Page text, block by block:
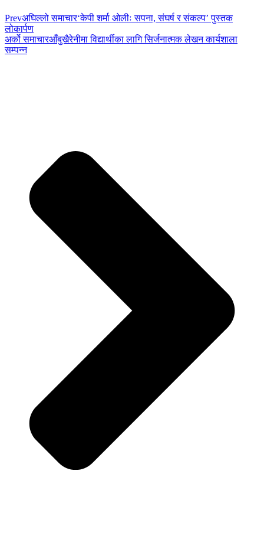
Prevअघिल्लो समाचार‘केपी शर्मा ओलीः सपना, संघर्ष र संकल्प’ पुस्तक
लोकार्पण
अर्को समाचारआँबुखैरेनीमा विद्यार्थीका लागि सिर्जनात्मक लेखन कार्यशाला
सम्पन्न